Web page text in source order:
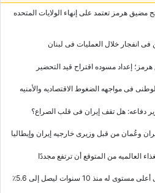
مضیق هرمز تعتمد على إنهاء الولایات المتحده
فی انفجار خلال العملیات فی لبنان
إعداد مسوده اقتراح قید التحضیر
فی مواجهه الضغوط الاقتصادیه والأمنیه
دفاعه: هل تقف إیران فی قلب الصراع؟
وعُمان من قبل وزیری خارجیه إیران وإیطالیا
العالمیه من المتوقع أن ترتفع مجددًا
ارتفاع معدل البطاله فی نیوزیلندا إلى أعلى مستوى له منذ 10 سنوات لیصل إلى 5.6٪